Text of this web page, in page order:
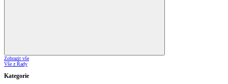
Zobrazit vše
Vše z Řady
Kategorie